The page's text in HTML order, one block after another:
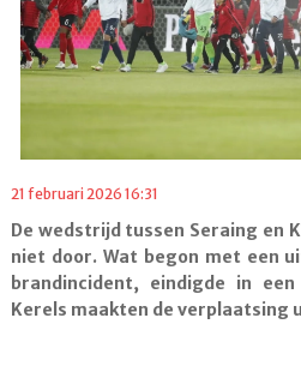
21 februari 2026 16:31
De wedstrijd tussen Seraing en
niet door. Wat begon met een
brandincident, eindigde in
Kerels maakten de verplaatsing